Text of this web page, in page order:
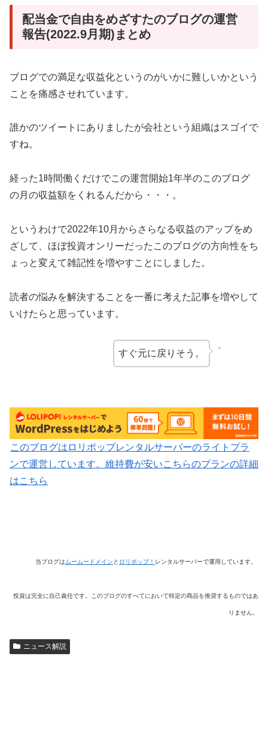
配当金で自由をめざすたのブログの運営
報告(2022.9月期)まとめ
ブログでの満足な収益化というのがいかに難しいかという
ことを痛感させれています。
誰かのツイートにありましたが会社という組織はスゴイで
すね。
経った1時間働くだけでこの運営開始1年半のこのブログ
の月の収益額をくれるんだから・・・。
というわけで2022年10月からさらなる収益のアップをめ
ざして、ほぼ投資オンリーだったこのブログの方向性をち
ょっと変えて雑記性を増やすことにしました。
読者の悩みを解決することを一番に考えた記事を増やして
いけたらと思っています。
すぐ元に戻りそう。
このブログはロリポップレンタルサーバーのライトプラ
ンで運営しています。維持費が安いこちらのプランの詳細
はこちら
当ブログはムームードメインと ロリポップ！ レンタルサーバーで運用しています。
投資は完全に自己責任です。このブログのすべてにおいて特定の商品を推奨するものではあ
りません。
ニュース解説